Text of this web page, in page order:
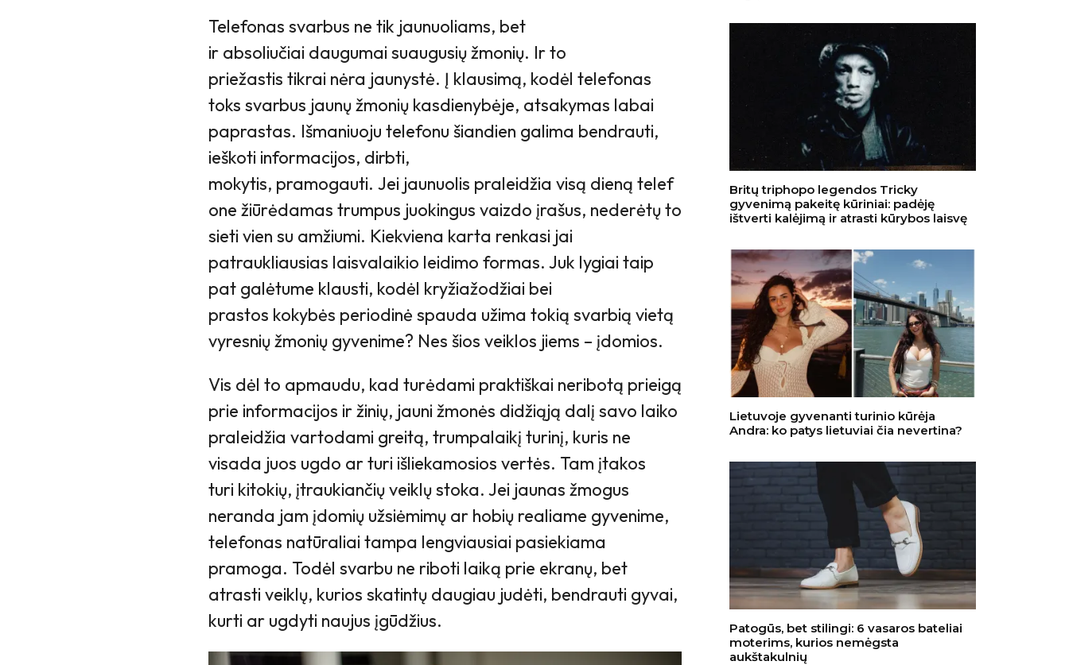
Telefonas svarbus ne tik jaunuoliams, bet
ir absoliučiai daugumai suaugusių žmonių. Ir to
priežastis tikrai nėra jaunystė. Į klausimą, kodėl telefonas
toks svarbus jaunų žmonių kasdienybėje, atsakymas labai
paprastas. Išmaniuoju telefonu šiandien galima bendrauti,
ieškoti informacijos, dirbti,
mokytis, pramogauti. Jei jaunuolis praleidžia visą dieną telef
one žiūrėdamas trumpus juokingus vaizdo įrašus, nederėtų to
sieti vien su amžiumi. Kiekviena karta renkasi jai
patraukliausias laisvalaikio leidimo formas. Juk lygiai taip
pat galėtume klausti, kodėl kryžiažodžiai bei
prastos kokybės periodinė spauda užima tokią svarbią vietą
vyresnių žmonių gyvenime? Nes šios veiklos jiems – įdomios.
Vis dėl to apmaudu, kad turėdami praktiškai neribotą prieigą
prie informacijos ir žinių, jauni žmonės didžiąją dalį savo laiko
praleidžia vartodami greitą, trumpalaikį turinį, kuris ne
visada juos ugdo ar turi išliekamosios vertės. Tam įtakos
turi kitokių, įtraukiančių veiklų stoka. Jei jaunas žmogus
neranda jam įdomių užsiėmimų ar hobių realiame gyvenime,
telefonas natūraliai tampa lengviausiai pasiekiama
pramoga. Todėl svarbu ne riboti laiką prie ekranų, bet
atrasti veiklų, kurios skatintų daugiau judėti, bendrauti gyvai,
kurti ar ugdyti naujus įgūdžius.
Britų triphopo legendos Tricky
gyvenimą pakeitę kūriniai: padėję
ištverti kalėjimą ir atrasti kūrybos laisvę
Lietuvoje gyvenanti turinio kūrėja
Andra: ko patys lietuviai čia nevertina?
Patogūs, bet stilingi: 6 vasaros bateliai
moterims, kurios nemėgsta
aukštakulnių